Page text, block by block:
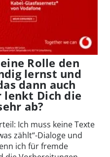
Rolle den
lernst und
dann auch
lenkt Dich die
ab?
Ich muss keine Texte
zählt“-Dialoge und
ich für fremde